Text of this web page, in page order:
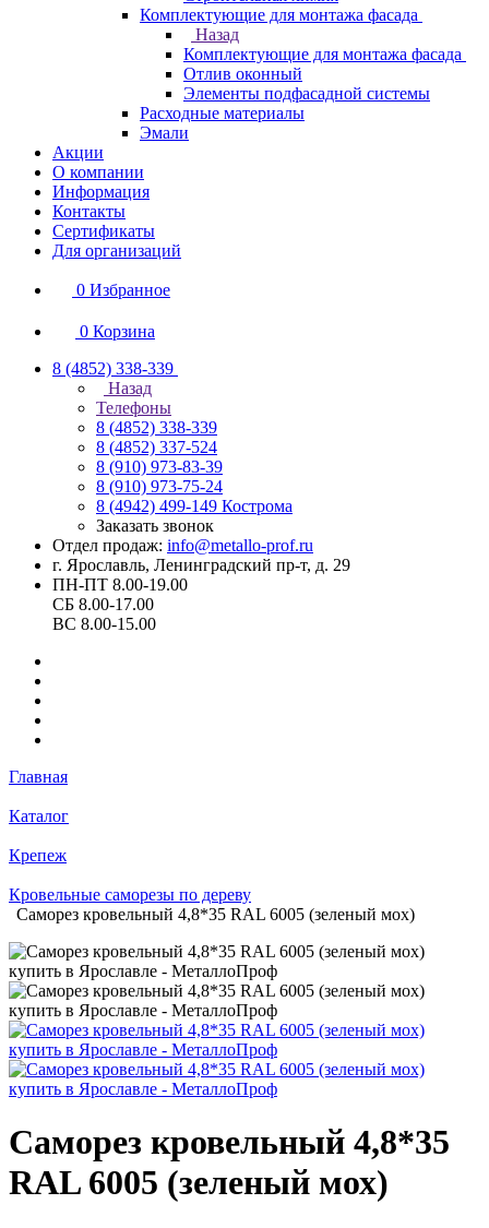
Комплектующие для монтажа фасада
Назад
Комплектующие для монтажа фасада
Отлив оконный
Элементы подфасадной системы
Расходные материалы
Эмали
Акции
О компании
Информация
Контакты
Сертификаты
Для организаций
0 Избранное
0 Корзина
8 (4852) 338-339
Назад
Телефоны
8 (4852) 338-339
8 (4852) 337-524
8 (910) 973-83-39
8 (910) 973-75-24
8 (4942) 499-149 Кострома
Заказать звонок
Отдел продаж: info@metallo-prof.ru
г. Ярославль, Ленинградский пр-т, д. 29
ПН-ПТ 8.00-19.00
СБ 8.00-17.00
ВС 8.00-15.00
Главная
Каталог
Крепеж
Кровельные саморезы по дереву
Саморез кровельный 4,8*35 RAL 6005 (зеленый мох)
Саморез кровельный 4,8*35
RAL 6005 (зеленый мох)